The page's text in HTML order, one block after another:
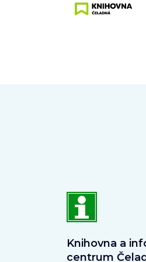
Knihovna a
centrum